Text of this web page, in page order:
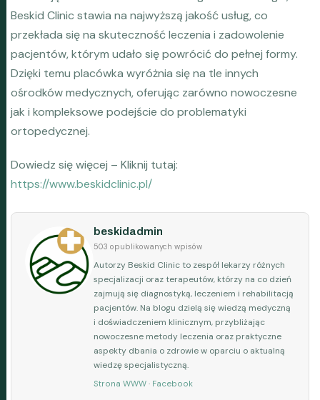
Beskid Clinic stawia na najwyższą jakość usług, co
przekłada się na skuteczność leczenia i zadowolenie
pacjentów, którym udało się powrócić do pełnej formy.
Dzięki temu placówka wyróżnia się na tle innych
ośrodków medycznych, oferując zarówno nowoczesne
jak i kompleksowe podejście do problematyki
ortopedycznej.
Dowiedz się więcej – Kliknij tutaj:
https://www.beskidclinic.pl/
beskidadmin
503 opublikowanych wpisów
Autorzy Beskid Clinic to zespół lekarzy różnych
specjalizacji oraz terapeutów, którzy na co dzień
zajmują się diagnostyką, leczeniem i rehabilitacją
pacjentów. Na blogu dzielą się wiedzą medyczną
i doświadczeniem klinicznym, przybliżając
nowoczesne metody leczenia oraz praktyczne
aspekty dbania o zdrowie w oparciu o aktualną
wiedzę specjalistyczną.
Strona WWW · Facebook